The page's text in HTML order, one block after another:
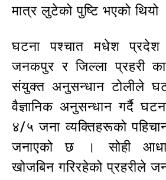
मात्र लुटेको पुष्टि भएको थियो
घटना पश्चात मधेश प्रदेश
जनकपुर र जिल्ला प्रहरी
संयुक्त अनुसन्धान टोलीले
वैज्ञानिक अनुसन्धान गर्दै
४/५ जना व्यक्तिहरूको
जनाएको छ । सोही
खोजबिन गरिरहेको प्रहरीले